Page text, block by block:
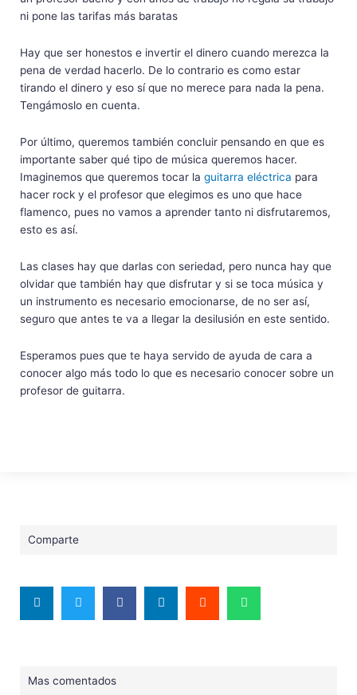
ni pone las tarifas más baratas
Hay que ser honestos e invertir el dinero cuando merezca la
pena de verdad hacerlo. De lo contrario es como estar
tirando el dinero y eso sí que no merece para nada la pena.
Tengámoslo en cuenta.
Por último, queremos también concluir pensando en que es
importante saber qué tipo de música queremos hacer.
Imaginemos que queremos tocar la guitarra eléctrica para
hacer rock y el profesor que elegimos es uno que hace
flamenco, pues no vamos a aprender tanto ni disfrutaremos,
esto es así.
Las clases hay que darlas con seriedad, pero nunca hay que
olvidar que también hay que disfrutar y si se toca música y
un instrumento es necesario emocionarse, de no ser así,
seguro que antes te va a llegar la desilusión en este sentido.
Esperamos pues que te haya servido de ayuda de cara a
conocer algo más todo lo que es necesario conocer sobre un
profesor de guitarra.
Comparte
Mas comentados